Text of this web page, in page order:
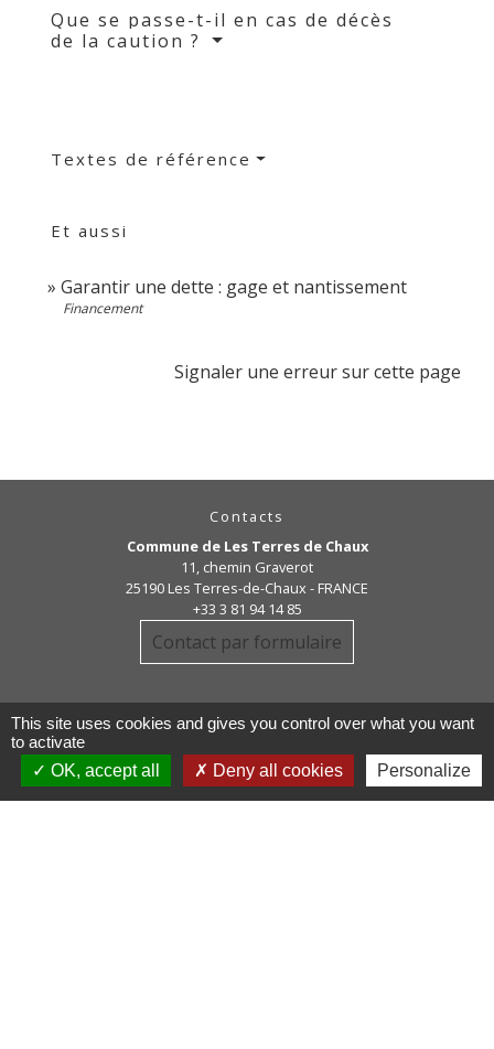
Que se passe-t-il en cas de décès
de la caution ?
Textes de référence
Et aussi
Garantir une dette : gage et nantissement
Financement
Signaler une erreur sur cette page
Contacts
Commune de Les Terres de Chaux
11, chemin Graverot
25190 Les Terres-de-Chaux - FRANCE
+33 3 81 94 14 85
Contact par formulaire
Liens
This site uses cookies and gives you control over what you want
to activate
OK, accept all
Deny all cookies Personalize